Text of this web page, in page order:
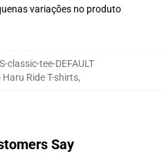
variações no produto
classic-tee-DEFAULT
Haru Ride T-shirts,
Say